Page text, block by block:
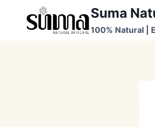
Suma
100% Natural |